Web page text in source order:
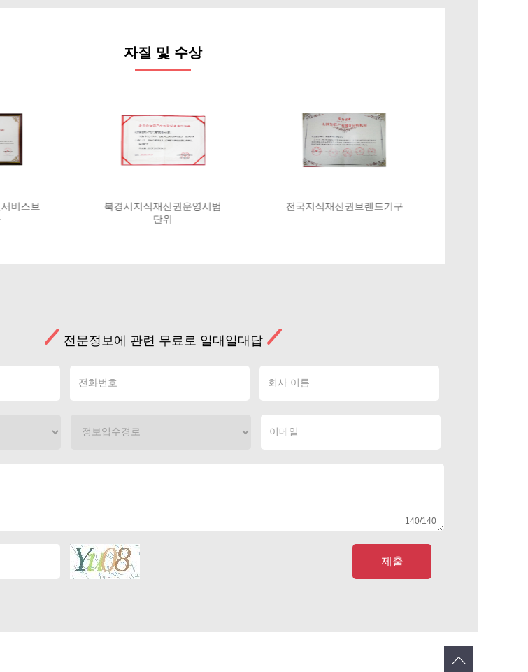
자질 및 수상
중관춘지식재산권서비스기
구성적우수단위
북경시지식재산권서비스브
전문정보에 관련 무료로 일대일대답
140/140